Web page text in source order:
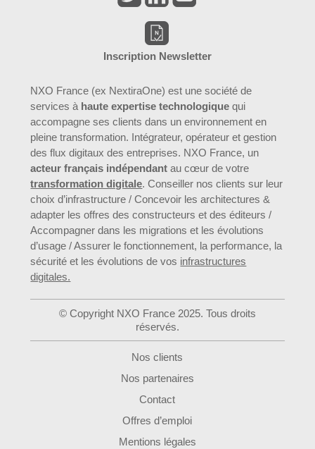
Inscription Newsletter
NXO France (ex NextiraOne) est une société de
services à haute expertise technologique qui
accompagne ses clients dans un environnement en
pleine transformation. Intégrateur, opérateur et gestion
des flux digitaux des entreprises. NXO France, un
acteur français indépendant au cœur de votre
transformation digitale. Conseiller nos clients sur leur
choix d’infrastructure / Concevoir les architectures &
adapter les offres des constructeurs et des éditeurs /
Accompagner dans les migrations et les évolutions
d’usage / Assurer le fonctionnement, la performance, la
sécurité et les évolutions de vos infrastructures
digitales.
© Copyright NXO France 2025. Tous droits
réservés.
Nos clients
Nos partenaires
Contact
Offres d’emploi
Mentions légales